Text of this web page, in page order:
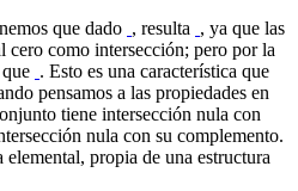
que dado , resulta , ya que las
cero como intersección; pero por la
. Esto es una característica que
pensamos a las propiedades en
tiene intersección nula con
nula con su complemento.
propia de una estructura